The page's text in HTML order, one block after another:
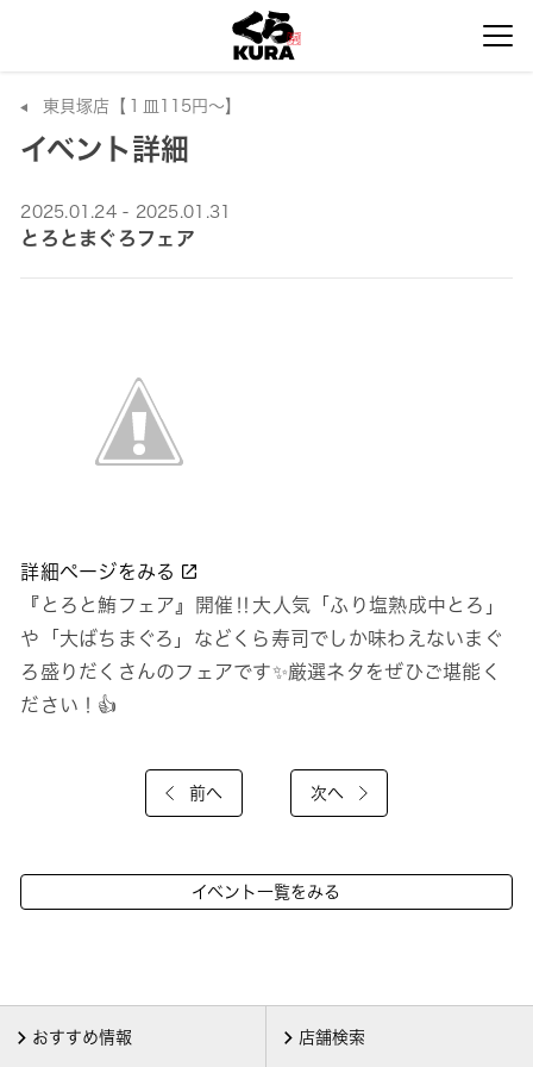
東貝塚店【１皿115円～】
イベント詳細
2025.01.24 - 2025.01.31
とろとまぐろフェア
詳細ページをみる
『とろと鮪フェア』開催‼大人気「ふり塩熟成中とろ」
や「大ばちまぐろ」などくら寿司でしか味わえないまぐ
ろ盛りだくさんのフェアです✨️厳選ネタをぜひご堪能く
ださい！👍
前へ 次へ
イベント一覧をみる
おすすめ情報 店舗検索